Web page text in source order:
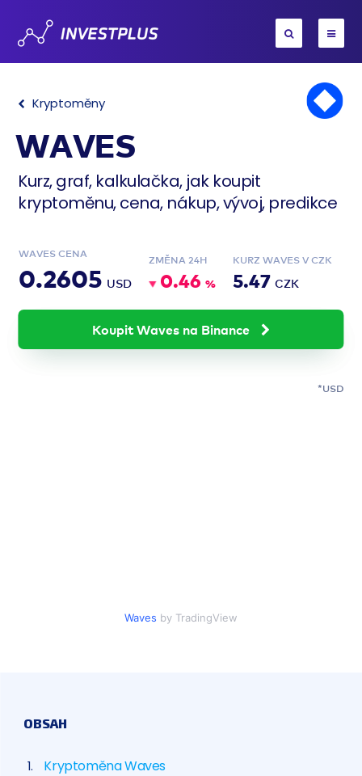
Kryptoměny
WAVES
Kurz, graf, kalkulačka, jak koupit
kryptoměnu, cena, nákup, vývoj, predikce
WAVES CENA
0.2605 USD
KURZ WAVES V CZK
5.47 CZK
ZMĚNA 24H
0.46 %
Koupit Waves na Binance
USD
Waves by TradingView
OBSAH
Kryptoměna Waves